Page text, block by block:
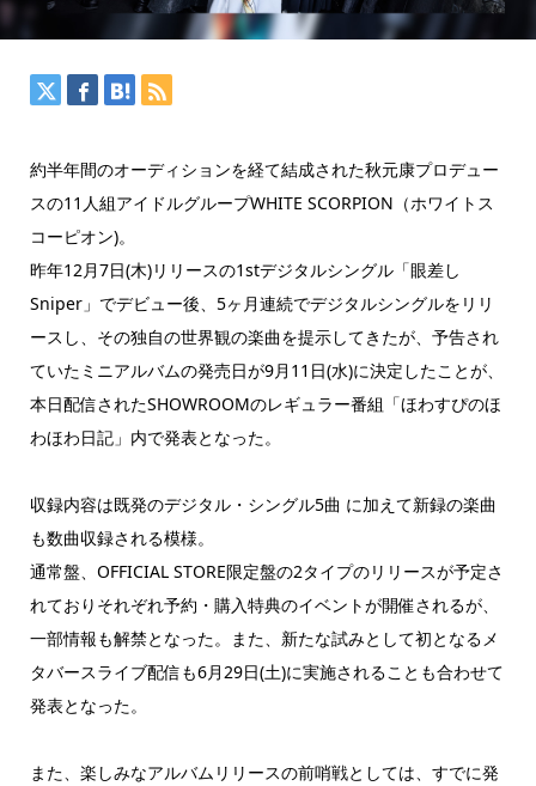
約半年間のオーディションを経て結成された秋元康プロデュー
スの11人組アイドルグループWHITE SCORPION（ホワイトス
コーピオン)。
昨年12月7日(木)リリースの1stデジタルシングル「眼差し
Sniper」でデビュー後、5ヶ月連続でデジタルシングルをリリ
ースし、その独自の世界観の楽曲を提示してきたが、予告され
ていたミニアルバムの発売日が9月11日(水)に決定したことが、
本日配信されたSHOWROOMのレギュラー番組「ほわすぴのほ
わほわ日記」内で発表となった。
収録内容は既発のデジタル・シングル5曲 に加えて新録の楽曲
も数曲収録される模様。
通常盤、OFFICIAL STORE限定盤の2タイプのリリースが予定さ
れておりそれぞれ予約・購入特典のイベントが開催されるが、
一部情報も解禁となった。また、新たな試みとして初となるメ
タバースライブ配信も6月29日(土)に実施されることも合わせて
発表となった。
また、楽しみなアルバムリリースの前哨戦としては、すでに発